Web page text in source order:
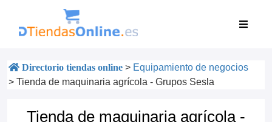
Directorio tiendas online > Equipamiento de negocios
> Tienda de maquinaria agrícola - Grupos Sesla
Tienda de maquinaria agrícola -